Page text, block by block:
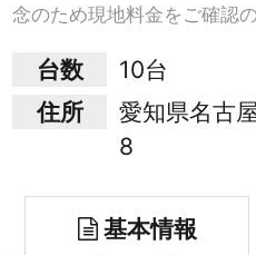
念のため現地料金をご確認
台数
10台
住所
愛知県名古
8
基本情報